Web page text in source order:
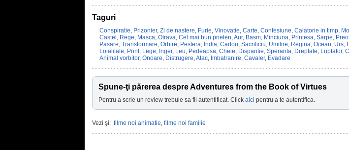
Taguri
Conspiratie, Prizonier, Zi de nastere, Furie, Vinovatie, Carte, Confesiune, Calatorie in timp,
Castel , Rege, Masca, Otrava, Cel mai bun prieten,Aur, Basm, Minciuna, Printesa, Sarpe,
Pasare, Transformare, Orbire, Pestera, India, Cadou, Sacrificiu, Umilire, Regina, Ocean, Urs,
Loialitate, Print, Lege, Inger, Leu, Pedeapsa, Cheie, Disparitie, Speranta, Dreptate, Luptator,
Animal vorbitor, Onoare, Distrugere,Atac, Imbatranire, Cavaler, Evadare
Spune-ţi părerea despre Adventures from the Book of Virtues
Pentru a scrie un review trebuie sa fii autentificat. Click aici pentru a te autentifica.
Vezi şi: filme noi animatie, filme noi familie